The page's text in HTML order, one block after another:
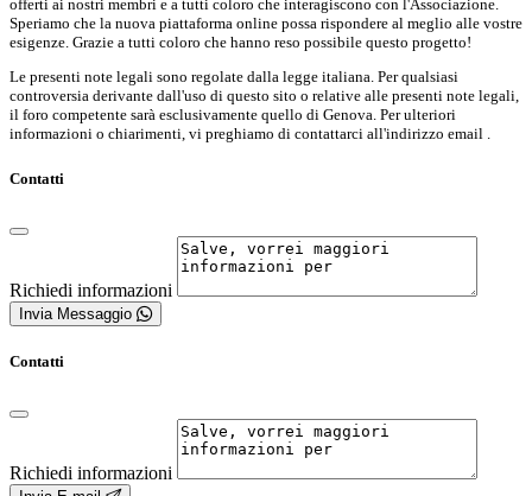
offerti ai nostri membri e a tutti coloro che interagiscono con l'Associazione.
Speriamo che la nuova piattaforma online possa rispondere al meglio alle vostre
esigenze. Grazie a tutti coloro che hanno reso possibile questo progetto!
Le presenti note legali sono regolate dalla legge italiana. Per qualsiasi
controversia derivante dall'uso di questo sito o relative alle presenti note legali,
il foro competente sarà esclusivamente quello di Genova. Per ulteriori
informazioni o chiarimenti, vi preghiamo di contattarci all'indirizzo email .
Contatti
Richiedi informazioni
Invia Messaggio
Contatti
Richiedi informazioni